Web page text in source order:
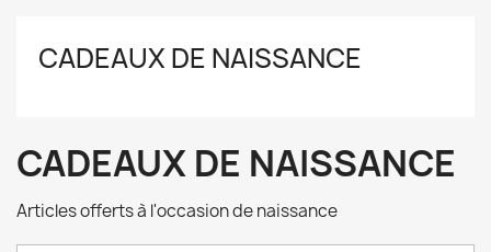
CADEAUX DE NAISSANCE
CADEAUX DE NAISSANCE
Articles offerts à l'occasion de naissance